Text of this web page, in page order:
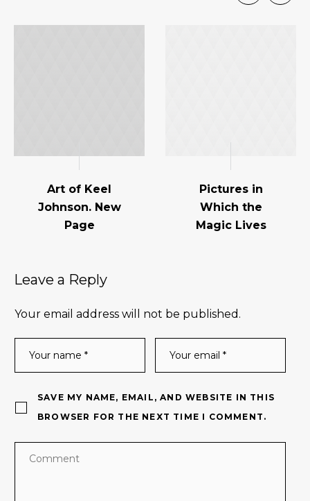
Art of Keel
Johnson. New
Page
Pictures in
Which the
Magic Lives
Leave a Reply
Your email address will not be published.
SAVE MY NAME, EMAIL, AND WEBSITE IN THIS
BROWSER FOR THE NEXT TIME I COMMENT.